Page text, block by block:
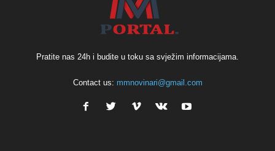
Pratite nas 24h i budite u toku sa svježim informacijama.
Contact us: mmnovinari@gmail.com